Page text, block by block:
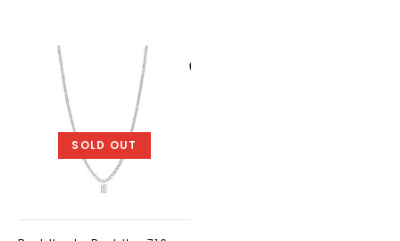
SOLD OUT